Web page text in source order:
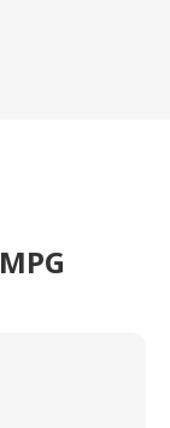
كيفية تحويل XVID إلى MPG